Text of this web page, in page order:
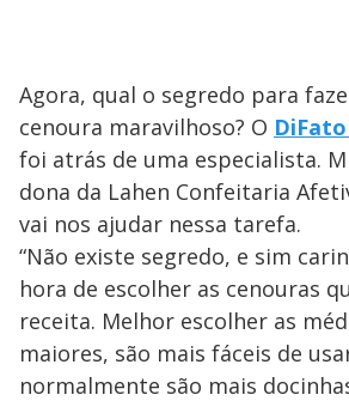
Agora, qual o segredo para
cenoura maravilhoso? O
foi atrás de uma especialista.
dona da Lahen Confeitaria
vai nos ajudar nessa tarefa.
“Não existe segredo, e sim
hora de escolher as cenouras
receita. Melhor escolher as
maiores, são mais fáceis de
normalmente são mais